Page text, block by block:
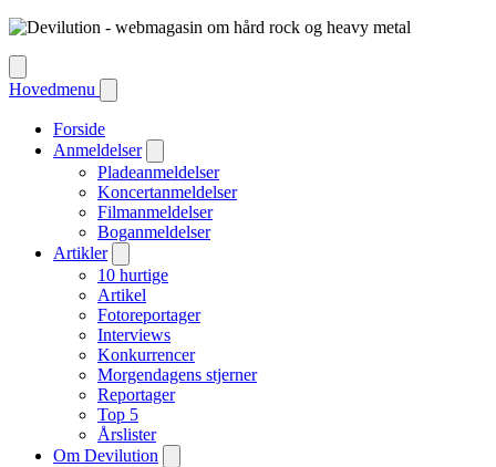
Hovedmenu
Forside
Anmeldelser
Pladeanmeldelser
Koncertanmeldelser
Filmanmeldelser
Boganmeldelser
Artikler
10 hurtige
Artikel
Fotoreportager
Interviews
Konkurrencer
Morgendagens stjerner
Reportager
Top 5
Årslister
Om Devilution